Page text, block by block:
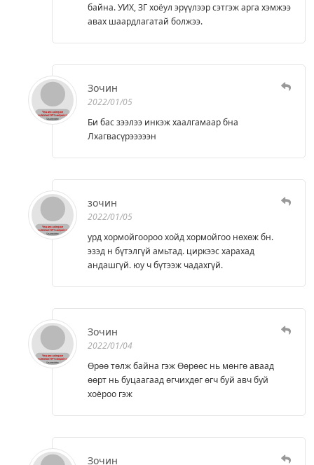
байна. УИХ, ЗГ хоёул эрүүлээр сэтгэж арга хэмжээ
авах шаардлагатай болжээ.
Зочин
2022/01/05
Би бас зээлээ инкэж хаалгамаар бна
Лхагвасүрэээээн
зочин
2022/01/05
урд хормойгоороо хойд хормойгоо нөхөж бн.
эзэд н бүтэлгүй амьтад. циркээс харахад
андашгүй. юу ч бүтээж чадахгүй.
Зочин
2022/01/04
Өрөө төлж байна гэж Өөрөөс нь мөнгө аваад
өөрт нь буцаагаад өгчихдөг өгч буй авч буй
хоёроо гэж
Зочин